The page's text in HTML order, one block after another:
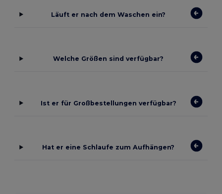
Läuft er nach dem Waschen ein?
Welche Größen sind verfügbar?
Ist er für Großbestellungen verfügbar?
Hat er eine Schlaufe zum Aufhängen?